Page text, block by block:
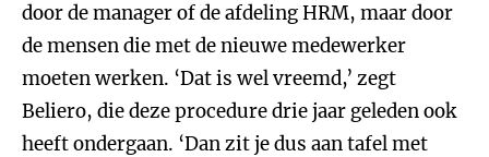
door de manager of de afdeling HRM, maar door
de mensen die met de nieuwe medewerker
moeten werken. ‘Dat is wel vreemd,’ zegt
Beliero, die deze procedure drie jaar geleden ook
heeft ondergaan. ‘Dan zit je dus aan tafel met